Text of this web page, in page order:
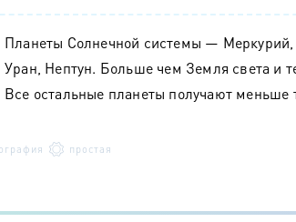
Планеты Солнечной системы —
Уран, Нептун. Больше чем Земля света и
Все остальные планеты получают меньше
простая